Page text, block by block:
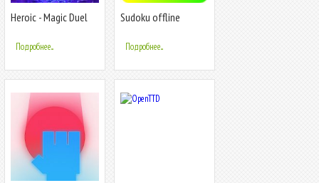
Heroic - Magic Duel
Подробнее...
Sudoku offline
Подробнее...